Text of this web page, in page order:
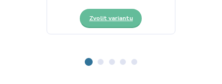
Zvolit variantu